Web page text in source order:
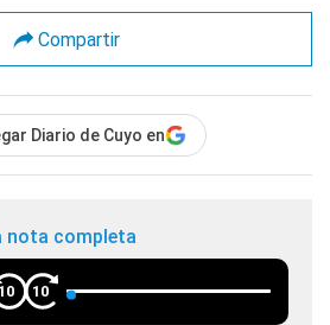
Compartir
Diario de Cuyo en
nota completa
10 10